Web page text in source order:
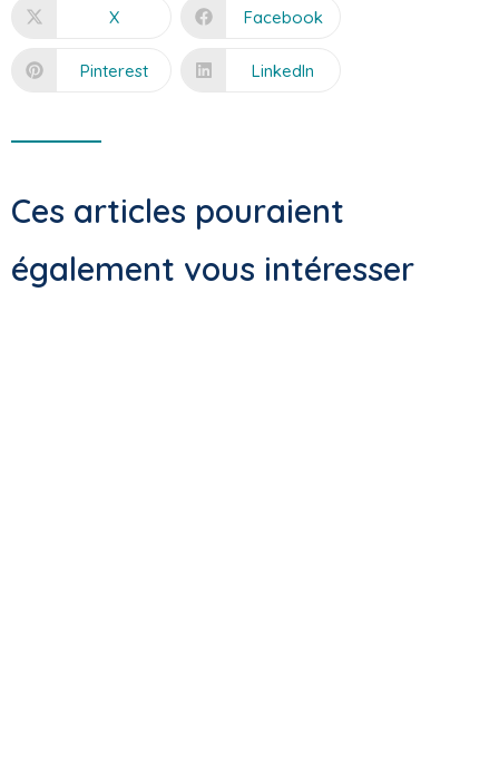
X Facebook
Pinterest LinkedIn
Ces articles pouraient
également vous intéresser